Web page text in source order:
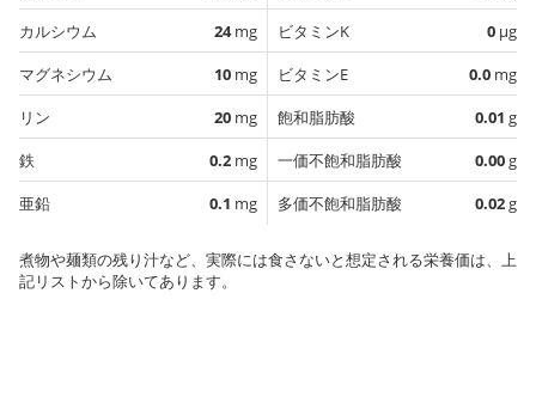
カルシウム
24mg
マグネシウム
10 mg
リン
20 mg
鉄
0.2 mg
亜鉛
0.1 mg
ビタミンK
0 µg
ビタミンE
0.0 mg
飽和脂肪酸
0.01 g
一価不飽和脂肪酸
0.00g
多価不飽和脂肪酸
0.02g
煮物や麺類の残り汁など、実際には食さないと想定される栄養価は、上
記リストから除いてあります。